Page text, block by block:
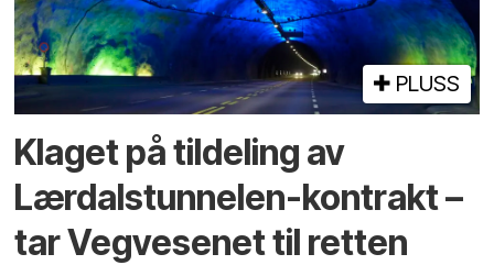
PLUSS
Klaget på tildeling av
Lærdalstunnelen-kontrakt –
tar Vegvesenet til retten